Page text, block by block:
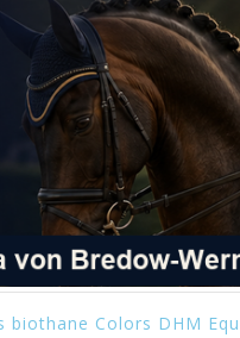
biothane Colors DHM